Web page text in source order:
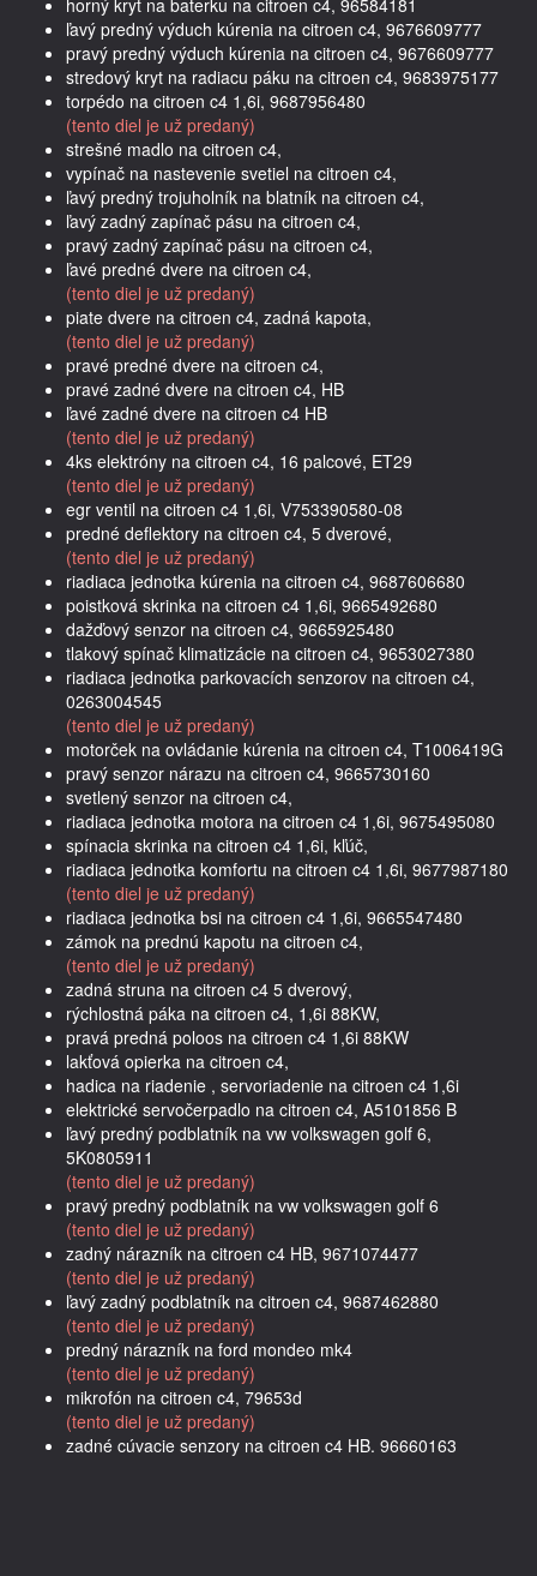
ľavý predný výduch kúrenia na citroen c4, 9676609777
pravý predný výduch kúrenia na citroen c4, 9676609777
stredový kryt na radiacu páku na citroen c4, 9683975177
torpédo na citroen c4 1,6i, 9687956480
(tento diel je už predaný)
strešné madlo na citroen c4,
vypínač na nastevenie svetiel na citroen c4,
ľavý predný trojuholník na blatník na citroen c4,
ľavý zadný zapínač pásu na citroen c4,
pravý zadný zapínač pásu na citroen c4,
ľavé predné dvere na citroen c4,
(tento diel je už predaný)
piate dvere na citroen c4, zadná kapota,
(tento diel je už predaný)
pravé predné dvere na citroen c4,
pravé zadné dvere na citroen c4, HB
ľavé zadné dvere na citroen c4 HB
(tento diel je už predaný)
4ks elektróny na citroen c4, 16 palcové, ET29
(tento diel je už predaný)
egr ventil na citroen c4 1,6i, V753390580-08
predné deflektory na citroen c4, 5 dverové,
(tento diel je už predaný)
riadiaca jednotka kúrenia na citroen c4, 9687606680
poistková skrinka na citroen c4 1,6i, 9665492680
dažďový senzor na citroen c4, 9665925480
tlakový spínač klimatizácie na citroen c4, 9653027380
riadiaca jednotka parkovacích senzorov na citroen c4,
0263004545
(tento diel je už predaný)
motorček na ovládanie kúrenia na citroen c4, T1006419G
pravý senzor nárazu na citroen c4, 9665730160
svetlený senzor na citroen c4,
riadiaca jednotka motora na citroen c4 1,6i, 9675495080
spínacia skrinka na citroen c4 1,6i, kľúč,
riadiaca jednotka komfortu na citroen c4 1,6i, 9677987180
(tento diel je už predaný)
riadiaca jednotka bsi na citroen c4 1,6i, 9665547480
zámok na prednú kapotu na citroen c4,
(tento diel je už predaný)
zadná struna na citroen c4 5 dverový,
rýchlostná páka na citroen c4, 1,6i 88KW,
pravá predná poloos na citroen c4 1,6i 88KW
lakťová opierka na citroen c4,
hadica na riadenie , servoriadenie na citroen c4 1,6i
elektrické servočerpadlo na citroen c4, A5101856 B
ľavý predný podblatník na vw volkswagen golf 6,
5K0805911
(tento diel je už predaný)
pravý predný podblatník na vw volkswagen golf 6
(tento diel je už predaný)
zadný nárazník na citroen c4 HB, 9671074477
(tento diel je už predaný)
ľavý zadný podblatník na citroen c4, 9687462880
(tento diel je už predaný)
predný nárazník na ford mondeo mk4
(tento diel je už predaný)
mikrofón na citroen c4, 79653d
(tento diel je už predaný)
zadné cúvacie senzory na citroen c4 HB. 96660163